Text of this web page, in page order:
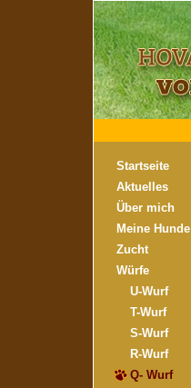
Startseite
Aktuelles
Über mich
Meine Hunde
Zucht
Würfe
U-Wurf
T-Wurf
S-Wurf
R-Wurf
Q- Wurf